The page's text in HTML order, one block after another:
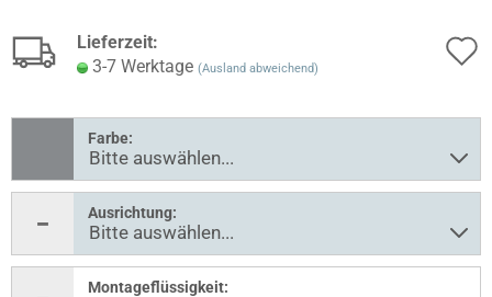
Lieferzeit:
3-7 Werktage (Ausland abweichend)
Farbe:
Ausrichtung:
Montageflüssigkeit: